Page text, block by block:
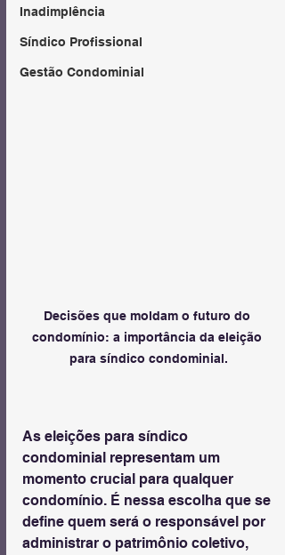
Inadimplência
Síndico Profissional
Gestão Condominial
Decisões que moldam o futuro do
condomínio: a importância da eleição
para síndico condominial.
As eleições para síndico
condominial representam um
momento crucial para qualquer
condomínio. É nessa escolha que se
define quem será o responsável por
administrar o patrimônio coletivo,